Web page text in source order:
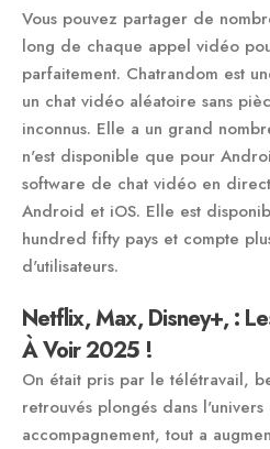
Vous pouvez partager de
long de chaque appel vidéo
parfaitement. Chatrandom est
un chat vidéo aléatoire sans
inconnus. Elle a un grand
n'est disponible que pour
software de chat vidéo en
Android et iOS. Elle est
hundred fifty pays et compte
d'utilisateurs.
Netflix, Max, Disney+, :
À Voir 2025 !
On était pris par le télétravail,
retrouvés plongés dans l'univers
accompagnement, tout a